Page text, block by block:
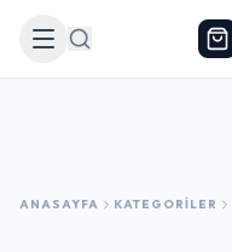
Arama
ANASAYFA KATEGORILER